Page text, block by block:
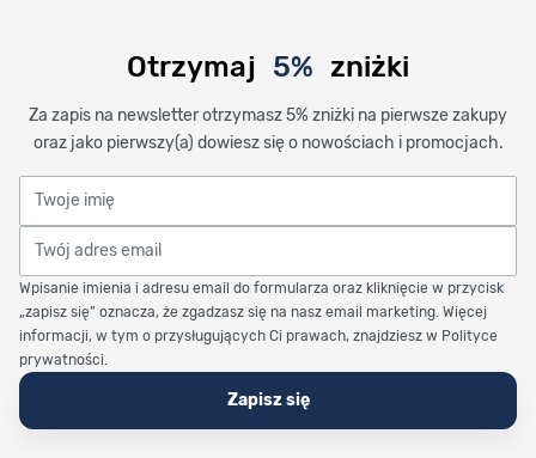
Otrzymaj 5% zniżki
Za zapis na newsletter otrzymasz 5% zniżki na pierwsze zakupy
oraz jako pierwszy(a) dowiesz się o nowościach i promocjach.
Twoje imię
Twój adres email
Wpisanie imienia i adresu email do formularza oraz kliknięcie w przycisk
„zapisz się” oznacza, że zgadzasz się na nasz email marketing. Więcej
informacji, w tym o przysługujących Ci prawach, znajdziesz w Polityce
prywatności.
Zapisz się